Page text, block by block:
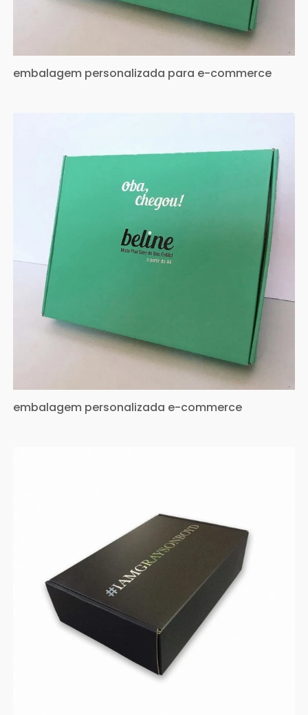
embalagem personalizada para e-commerce
embalagem personalizada e-commerce